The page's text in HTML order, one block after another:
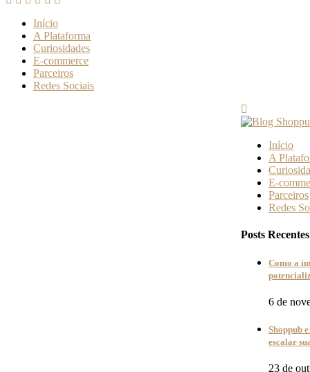
Início
A Plataforma
Curiosidades
E-commerce
Parceiros
Redes Sociais
Início
A
E-
Parceiros
Redes
Posts Recentes
Como a
6 de
Shoppub
escalar
23 de